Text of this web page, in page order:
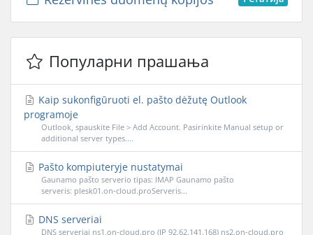
Популарни прашања
Kaip sukonfigūruoti el. pašto dėžutę Outlook
programoje
Outlook, spauskite File > Add Account. Pasirinkite Manual setup or
additional server types....
Pašto kompiuteryje nustatymai
Gaunamo pašto serverio tipas: IMAP Gaunamo pašto
serveris: plesk01.on-cloud.proServeris...
DNS serveriai
DNS serveriai ns1.on-cloud.pro (IP 92.62.141.168) ns2.on-cloud.pro